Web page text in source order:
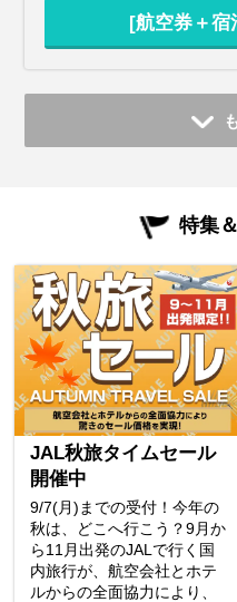
[航空券＋宿
特集
JAL秋旅タイムセール
開催中
9/7(月)までの受付！今年の
秋は、どこへ行こう？9月か
ら11月出発のJALで行く国
内旅行が、航空会社とホテ
ルからの全面協力により、